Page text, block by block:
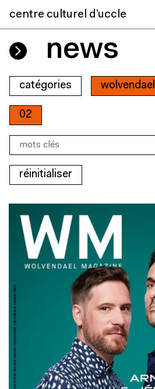
centre culturel d’uccle
news
catégories wolvendael
02
réinitialiser